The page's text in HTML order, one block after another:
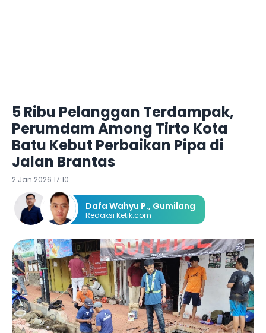
5 Ribu Pelanggan Terdampak,
Perumdam Among Tirto Kota
Batu Kebut Perbaikan Pipa di
Jalan Brantas
2 Jan 2026 17:10
Dafa Wahyu P., Gumilang
Redaksi Ketik.com